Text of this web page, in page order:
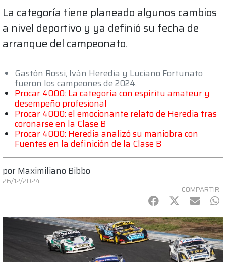
La categoría tiene planeado algunos cambios
a nivel deportivo y ya definió su fecha de
arranque del campeonato.
Gastón Rossi, Iván Heredia y Luciano Fortunato
fueron los campeones de 2024.
Procar 4000: La categoría con espíritu amateur y
desempeño profesional
Procar 4000: el emocionante relato de Heredia tras
coronarse en la Clase B
Procar 4000: Heredia analizó su maniobra con
Fuentes en la definición de la Clase B
por Maximiliano Bibbo
26/12/2024
COMPARTIR
Facebook
Twitter
mail